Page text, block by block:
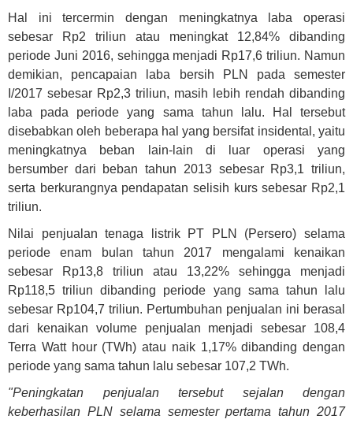
Hal ini tercermin dengan meningkatnya laba operasi
sebesar Rp2 triliun atau meningkat 12,84% dibanding
periode Juni 2016, sehingga menjadi Rp17,6 triliun. Namun
demikian, pencapaian laba bersih PLN pada semester
I/2017 sebesar Rp2,3 triliun, masih lebih rendah dibanding
laba pada periode yang sama tahun lalu. Hal tersebut
disebabkan oleh beberapa hal yang bersifat insidental, yaitu
meningkatnya beban lain-lain di luar operasi yang
bersumber dari beban tahun 2013 sebesar Rp3,1 triliun,
serta berkurangnya pendapatan selisih kurs sebesar Rp2,1
triliun.
Nilai penjualan tenaga listrik PT PLN (Persero) selama
periode enam bulan tahun 2017 mengalami kenaikan
sebesar Rp13,8 triliun atau 13,22% sehingga menjadi
Rp118,5 triliun dibanding periode yang sama tahun lalu
sebesar Rp104,7 triliun. Pertumbuhan penjualan ini berasal
dari kenaikan volume penjualan menjadi sebesar 108,4
Terra Watt hour (TWh) atau naik 1,17% dibanding dengan
periode yang sama tahun lalu sebesar 107,2 TWh.
"Peningkatan penjualan tersebut sejalan dengan
keberhasilan PLN selama semester pertama tahun 2017